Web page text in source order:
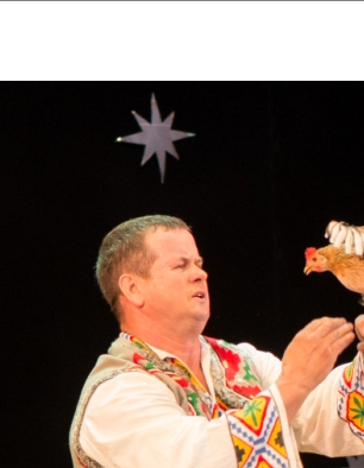
Приветствие Коллективы Новости